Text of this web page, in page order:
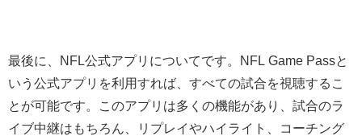
最後に、NFL公式アプリについてです。NFL Game Passと
いう公式アプリを利用すれば、すべての試合を視聴するこ
とが可能です。このアプリは多くの機能があり、試合のラ
イブ中継はもちろん、リプレイやハイライト、コーチング